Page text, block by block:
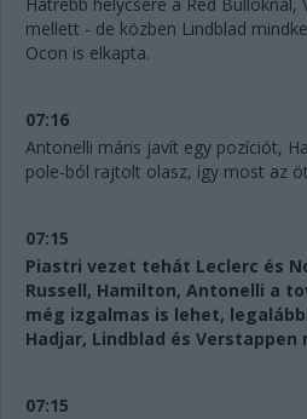
mellett - de közben Lindblad
Ocon is elkapta.
07:16
Antonelli máris javít egy pozíciót,
pole-ból rajtolt olasz, így most az
07:15
Piastri vezet tehát Leclerc és
Russell, Hamilton, Antonelli a
még izgalmas is lehet,
Hadjar, Lindblad és Verstappen
07:15